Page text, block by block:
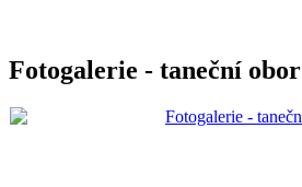
Fotogalerie - taneční obor